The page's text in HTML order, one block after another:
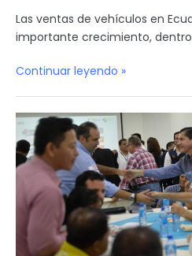
Las ventas de vehículos en
importante crecimiento,
Continuar leyendo »